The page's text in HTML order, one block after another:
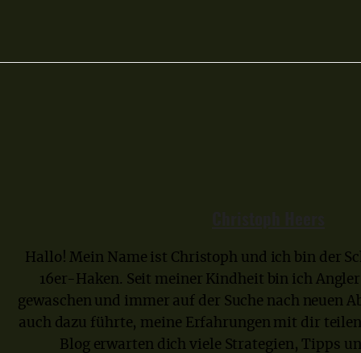
Hallo! Mein Name ist Christoph und ich bin der
16er-Haken. Seit meiner Kindheit bin ich
gewaschen und immer auf der Suche nach neuen
auch dazu führte, meine Erfahrungen mit dir
Blog erwarten dich viele Strategien, Tipps